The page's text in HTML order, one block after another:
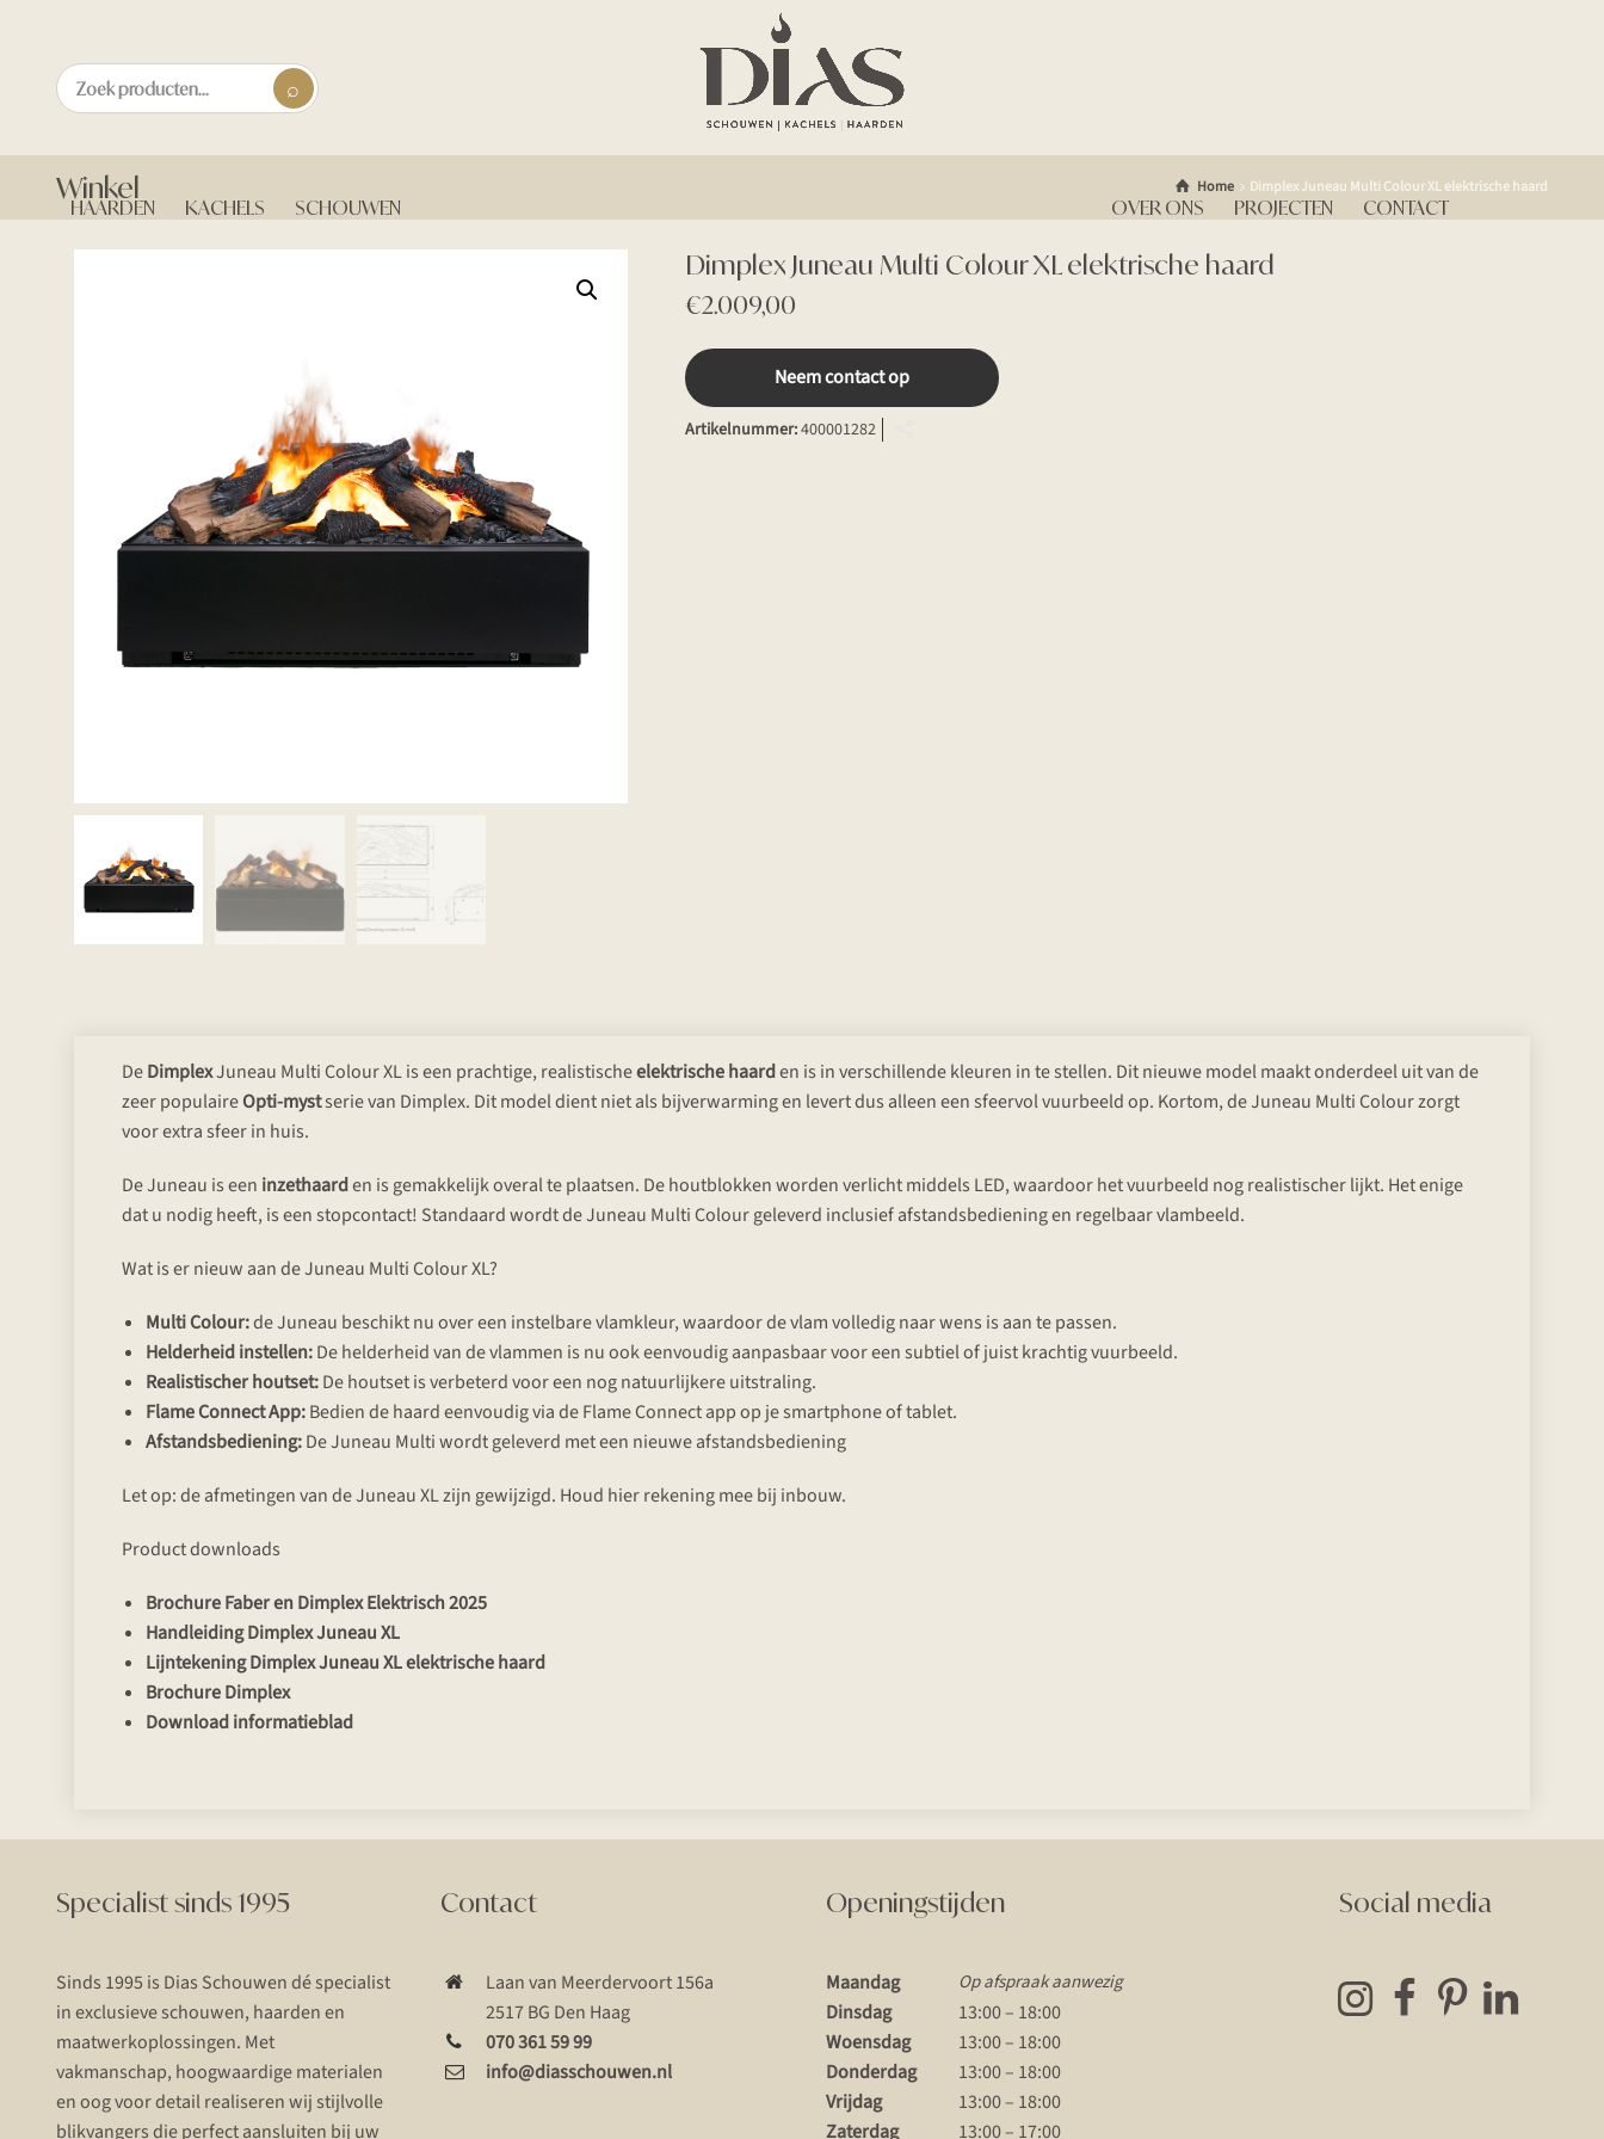
HAARDEN KACHELS SCHOUWEN OVER ONS PROJECTEN CONTACT
Winkel Home Dimplex Juneau Multi Colour XL elektrische haard
Dimplex Juneau Multi Colour XL elektrische haard
€2.009,00
Neem contact op
Artikelnummer:400001282
DeDimplexJuneau Multi Colour XL is een prachtige, realistischeelektrische haarden is in verschillende kleuren in te stellen. Dit nieuwe model maakt onderdeel uit van de
zeer populaireOpti-mystserie van Dimplex. Dit model dient niet als bijverwarming en levert dus alleen een sfeervol vuurbeeld op. Kortom, de Juneau Multi Colour zorgt
voor extra sfeer in huis.
De Juneau is een inzethaarden is gemakkelijk overal te plaatsen. De houtblokken worden verlicht middels LED, waardoor het vuurbeeld nog realistischer lijkt. Het enige
dat u nodig heeft, is een stopcontact! Standaard wordt de Juneau Multi Colour geleverd inclusief afstandsbediening en regelbaar vlambeeld.
Wat is er nieuw aan de Juneau Multi Colour XL?
Multi Colour:de Juneau beschikt nu over een instelbare vlamkleur, waardoor de vlam volledig naar wens is aan te passen.
Helderheid instellen:De helderheid van de vlammen is nu ook eenvoudig aanpasbaar voor een subtiel of juist krachtig vuurbeeld.
Realistischer houtset:De houtset is verbeterd voor een nog natuurlijkere uitstraling.
Flame Connect App:Bedien de haard eenvoudig via de Flame Connect app op je smartphone of tablet.
Afstandsbediening:De Juneau Multi wordt geleverd met een nieuwe afstandsbediening
Let op: de afmetingen van de Juneau XL zijn gewijzigd. Houd hier rekening mee bij inbouw.
Product downloads
Brochure Faber en Dimplex Elektrisch 2025
Handleiding Dimplex Juneau XL
Lijntekening Dimplex Juneau XL elektrische haard
Brochure Dimplex
Download informatieblad
Specialist sinds 1995
Sinds 1995 is Dias Schouwen dé specialist
in exclusieve schouwen, haarden en
maatwerkoplossingen. Met
vakmanschap, hoogwaardige materialen
en oog voor detail realiseren wij stijlvolle
blikvangers die perfect aansluiten bij uw
Contact
Laan van Meerdervoort 156a
2517 BG Den Haag
070 361 59 99
info@diasschouwen.nl
Openingstijden
Maandag Op afspraak aanwezig
Dinsdag
13:00 – 18:00
Woensdag
13:00 – 18:00
Donderdag
13:00 – 18:00
Vrijdag
13:00 – 18:00
Zaterdag
13:00 – 17:00
Social media